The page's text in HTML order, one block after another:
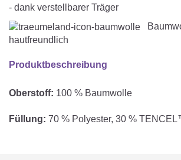
- dank verstellbarer Träger
hautfreundlich
Produktbeschreibung
Oberstoff: 100 % Baumwolle
Füllung: 70 % Polyester, 30 %